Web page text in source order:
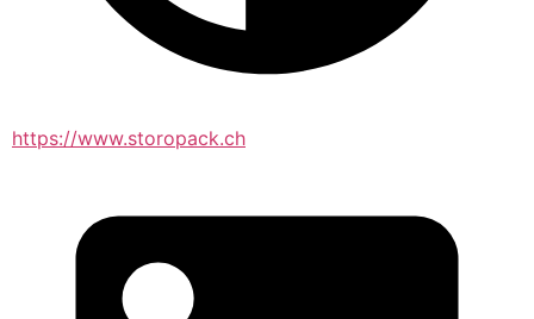
https://www.storopack.ch